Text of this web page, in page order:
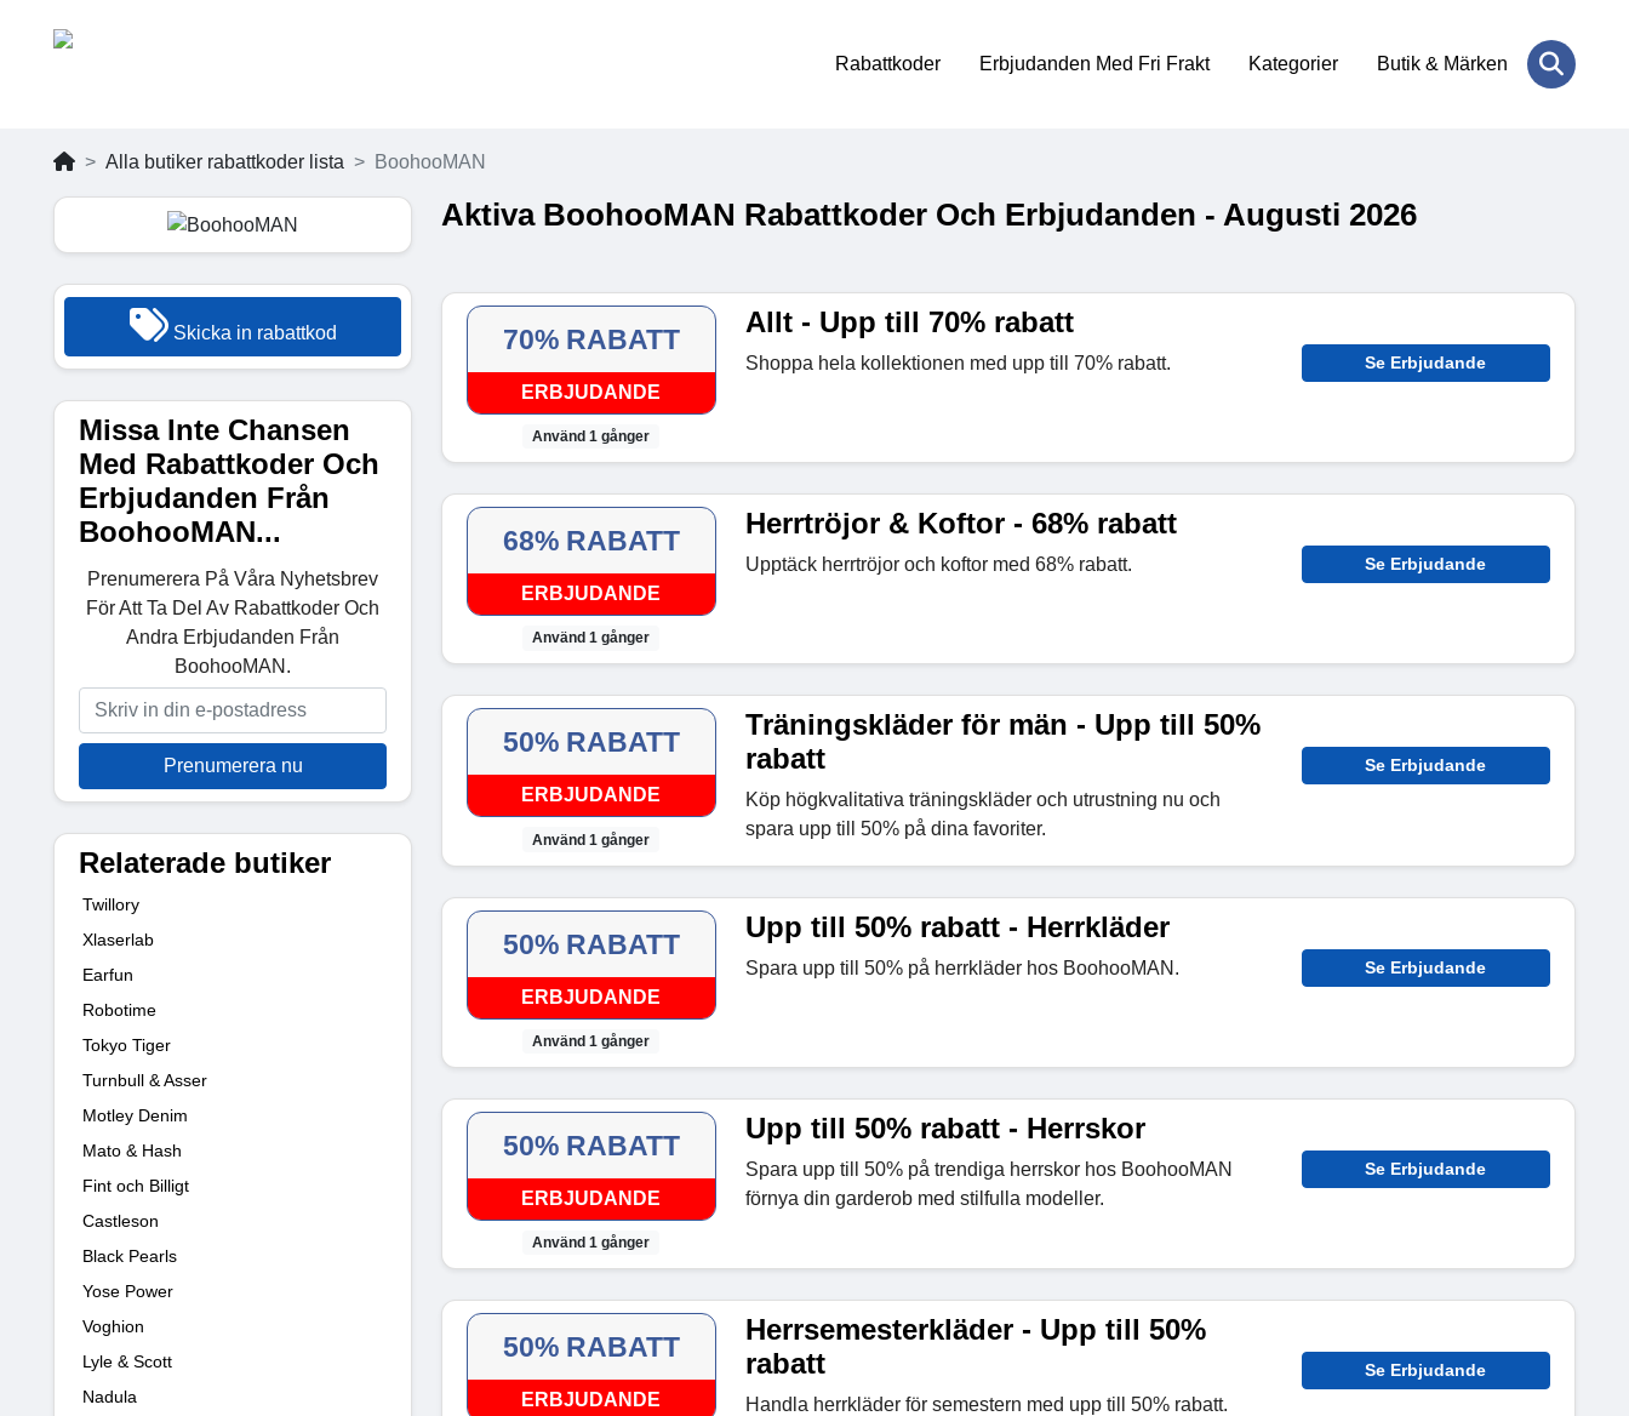
Rabattkoder Erbjudanden Med Fri Frakt Kategorier Butik & Märken
Alla butiker rabattkoder lista BoohooMAN
Skicka in rabattkod
Missa Inte Chansen
Med Rabattkoder Och
Erbjudanden Från
BoohooMAN...
Prenumerera På Våra Nyhetsbrev
För Att Ta Del Av Rabattkoder Och
Andra Erbjudanden Från
BoohooMAN.
Prenumerera nu
Relaterade butiker
Twillory
Xlaserlab
Earfun
Robotime
Tokyo Tiger
Turnbull & Asser
Motley Denim
Mato & Hash
Fint och Billigt
Castleson
Black Pearls
Yose Power
Voghion
Lyle & Scott
Nadula
Aktiva BoohooMAN Rabattkoder Och Erbjudanden - Augusti 2026
70% RABATT
ERBJUDANDE
Använd 1 gånger
Allt - Upp till 70% rabatt
Shoppa hela kollektionen med upp till 70% rabatt. Se Erbjudande
68% RABATT
ERBJUDANDE
Använd 1 gånger
Herrtröjor & Koftor - 68% rabatt
Upptäck herrtröjor och koftor med 68% rabatt. Se Erbjudande
50% RABATT
ERBJUDANDE
Använd 1 gånger
Träningskläder för män - Upp till 50%
rabatt
Köp högkvalitativa träningskläder och utrustning nu och
spara upp till 50% på dina favoriter.
Se Erbjudande
50% RABATT
ERBJUDANDE
Använd 1 gånger
Upp till 50% rabatt - Herrkläder
Spara upp till 50% på herrkläder hos BoohooMAN. Se Erbjudande
50% RABATT
ERBJUDANDE
Använd 1 gånger
Upp till 50% rabatt - Herrskor
Spara upp till 50% på trendiga herrskor hos BoohooMAN
förnya din garderob med stilfulla modeller.
Se Erbjudande
50% RABATT
ERBJUDANDE
Herrsemesterkläder - Upp till 50%
rabatt
Handla herrkläder för semestern med upp till 50% rabatt.
Se Erbjudande